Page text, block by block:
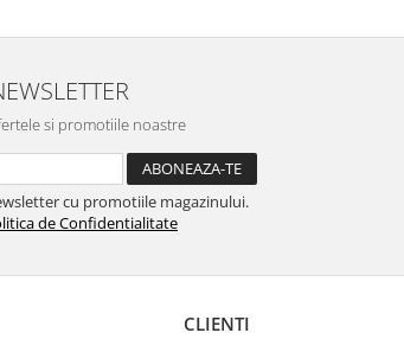
si promotiile noastre
cu promotiile magazinului.
de Confidentialitate
CLIENTI